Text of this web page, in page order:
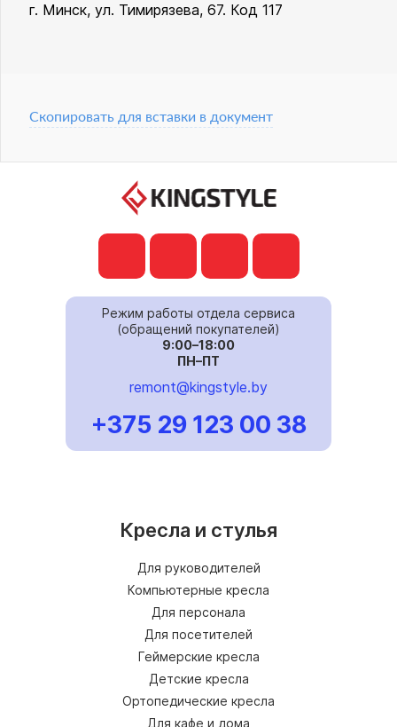
г. Минск, ул. Тимирязева, 67. Код 117
Скопировать для вставки в документ
Режим работы отдела сервиса
(обращений покупателей)
9:00–18:00
ПН–ПТ
remont@kingstyle.by
+375 29 123 00 38
Кресла и стулья
Для руководителей
Компьютерные кресла
Для персонала
Для посетителей
Геймерские кресла
Детские кресла
Ортопедические кресла
Для кафе и дома